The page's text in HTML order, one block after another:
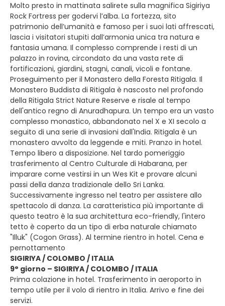
Molto presto in mattinata salirete sulla magnifica Sigiriya
Rock Fortress per godervi l’alba. La fortezza, sito
patrimonio dell’umanità e famoso per i suoi lati affrescati,
lascia i visitatori stupiti dall’armonia unica tra natura e
fantasia umana. Il complesso comprende i resti di un
palazzo in rovina, circondato da una vasta rete di
fortificazioni, giardini, stagni, canali, vicoli e fontane.
Proseguimento per il Monastero della Foresta Ritigala. Il
Monastero Buddista di Ritigala è nascosto nel profondo
della Ritigala Strict Nature Reserve e risale al tempo
dell'antico regno di Anuradhapura. Un tempo era un vasto
complesso monastico, abbandonato nel X e XI secolo a
seguito di una serie di invasioni dall'India. Ritigala è un
monastero avvolto da leggende e miti. Pranzo in hotel.
Tempo libero a disposizione. Nel tardo pomeriggio
trasferimento al Centro Culturale di Habarana, per
imparare come vestirsi in un Wes Kit e provare alcuni
passi della danza tradizionale dello Sri Lanka.
Successivamente ingresso nel teatro per assistere allo
spettacolo di danza. La caratteristica più importante di
questo teatro è la sua architettura eco-friendly, l'intero
tetto è coperto da un tipo di erba naturale chiamato
"Illuk" (Cogon Grass). Al termine rientro in hotel. Cena e
pernottamento
SIGIRIYA / COLOMBO / ITALIA
9° giorno – SIGIRIYA / COLOMBO / ITALIA
Prima colazione in hotel. Trasferimento in aeroporto in
tempo utile per il volo di rientro in Italia. Arrivo e fine dei
servizi.